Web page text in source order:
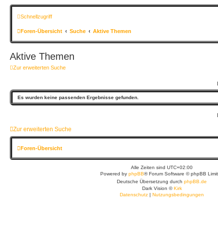
Schnellzugriff
Foren-Übersicht Suche Aktive Themen
Aktive Themen
Zur erweiterten Suche
Es wurden keine passenden Ergebnisse gefunden.
Zur erweiterten Suche
Foren-Übersicht
Alle Zeiten sind UTC+02:00
Powered by phpBB® Forum Software © phpBB
Deutsche Übersetzung durch phpBB.de
Dark Vision ©Kirk
Datenschutz | Nutzungsbedingungen